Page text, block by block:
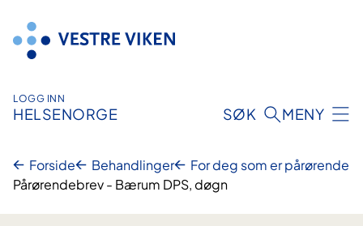
innhold
LOGG INN
HELSENORGE SØK MENY
Forside Behandlinger
For deg som er pårørende
Pårørendebrev - Bærum DPS, døgn